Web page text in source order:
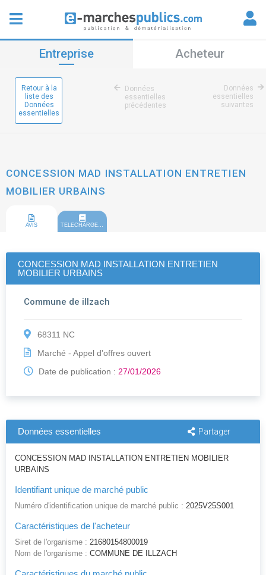
Entreprise Acheteur
Retour à la
liste des
Données
essentielles
Données
essentielles
précédentes
Données
essentielles
suivantes
CONCESSION MAD INSTALLATION ENTRETIEN
MOBILIER URBAINS
AVIS TELECHARGEMENT
CONCESSION MAD INSTALLATION ENTRETIEN
MOBILIER URBAINS
Commune de illzach
68311 NC
Marché - Appel d'offres ouvert
Date de publication : 27/01/2026
Données essentielles Partager
CONCESSION MAD INSTALLATION ENTRETIEN MOBILIER
URBAINS
Identifiant unique de marché public
Numéro d'identification unique de marché public : 2025V25S001
Caractéristiques de l'acheteur
Siret de l'organisme : 21680154800019
Nom de l'organisme : COMMUNE DE ILLZACH